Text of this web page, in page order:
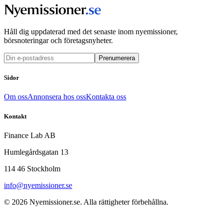
Håll dig uppdaterad med det senaste inom nyemissioner,
börsnoteringar och företagsnyheter.
Prenumerera
Sidor
Om ossAnnonsera hos ossKontakta oss
Kontakt
Finance Lab AB
Humlegårdsgatan 13
114 46 Stockholm
info@nyemissioner.se
© 2026 Nyemissioner.se. Alla rättigheter förbehållna.